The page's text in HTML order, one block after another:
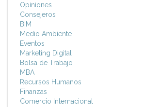
Opiniones
Consejeros
BIM
Medio Ambiente
Eventos
Marketing Digital
Bolsa de Trabajo
MBA
Recursos Humanos
Finanzas
Comercio Internacional